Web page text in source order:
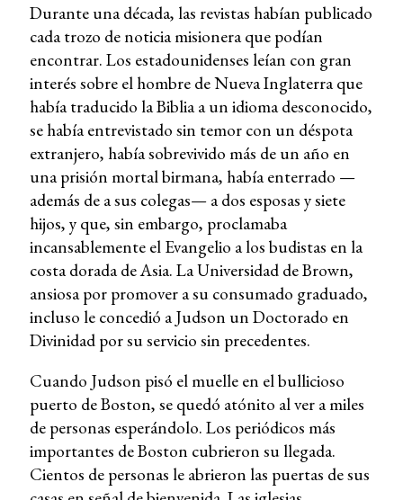
Durante una década, las revistas habían publicado
cada trozo de noticia misionera que podían
encontrar. Los estadounidenses leían con gran
interés sobre el hombre de Nueva Inglaterra que
había traducido la Biblia a un idioma desconocido,
se había entrevistado sin temor con un déspota
extranjero, había sobrevivido más de un año en
una prisión mortal birmana, había enterrado —
además de a sus colegas— a dos esposas y siete
hijos, y que, sin embargo, proclamaba
incansablemente el Evangelio a los budistas en la
costa dorada de Asia. La Universidad de Brown,
ansiosa por promover a su consumado graduado,
incluso le concedió a Judson un Doctorado en
Divinidad por su servicio sin precedentes.
Cuando Judson pisó el muelle en el bullicioso
puerto de Boston, se quedó atónito al ver a miles
de personas esperándolo. Los periódicos más
importantes de Boston cubrieron su llegada.
Cientos de personas le abrieron las puertas de sus